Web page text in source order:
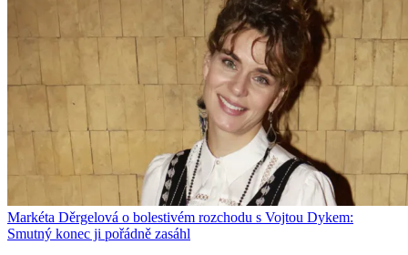
Markéta Děrgelová o bolestivém rozchodu s Vojtou Dykem:
Smutný konec ji pořádně zasáhl